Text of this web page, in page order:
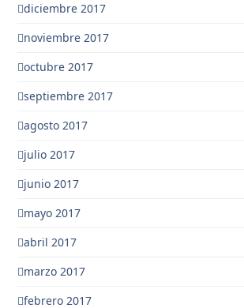
diciembre 2017
noviembre 2017
octubre 2017
septiembre 2017
agosto 2017
julio 2017
junio 2017
mayo 2017
abril 2017
marzo 2017
febrero 2017